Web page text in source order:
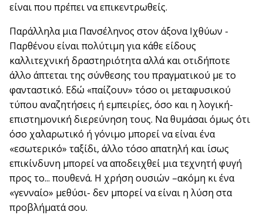
είναι που πρέπει να επικεντρωθείς.
Παράλληλα μια Πανσέληνος στον άξονα Ιχθύων -
Παρθένου είναι πολύτιμη για κάθε είδους
καλλιτεχνική δραστηριότητα αλλά και οτιδήποτε
άλλο άπτεται της σύνθεσης του πραγματικού με το
φανταστικό. Εδώ «παίζουν» τόσο οι μεταφυσικού
τύπου αναζητήσεις ή εμπειρίες, όσο και η λογική-
επιστημονική διερεύνηση τους. Να θυμάσαι όμως ότι
όσο χαλαρωτικό ή γόνιμο μπορεί να είναι ένα
«εσωτερικό» ταξίδι, άλλο τόσο απατηλή και ίσως
επικίνδυνη μπορεί να αποδειχθεί μια τεχνητή φυγή
προς το... πουθενά. Η χρήση ουσιών –ακόμη κι ένα
«γενναίο» μεθύσι- δεν μπορεί να είναι η λύση στα
προβλήματά σου.